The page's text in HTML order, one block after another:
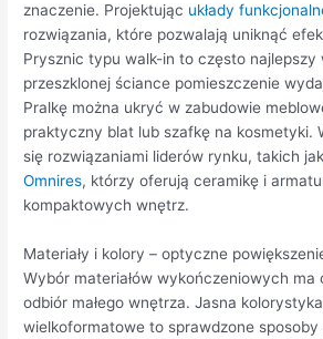
znaczenie. Projektując układy
rozwiązania, które pozwalają uniknąć
Prysznic typu walk-in to często najlepszy
przeszklonej ściance pomieszczenie
Pralkę można ukryć w zabudowie
praktyczny blat lub szafkę na kosmetyki.
się rozwiązaniami liderów rynku, takich
Omnires, którzy oferują ceramikę i
kompaktowych wnętrz.
Materiały i kolory – optyczne
Wybór materiałów wykończeniowych ma
odbiór małego wnętrza. Jasna
wielkoformatowe to sprawdzone sposoby